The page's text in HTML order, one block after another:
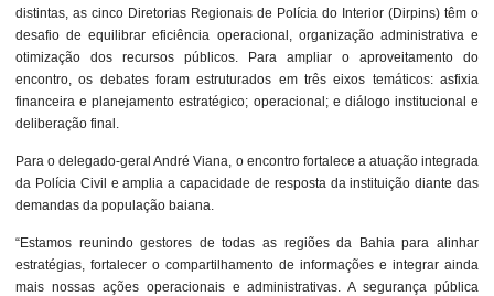
distintas, as cinco Diretorias Regionais de Polícia do Interior (Dirpins) têm o
desafio de equilibrar eficiência operacional, organização administrativa e
otimização dos recursos públicos. Para ampliar o aproveitamento do
encontro, os debates foram estruturados em três eixos temáticos: asfixia
financeira e planejamento estratégico; operacional; e diálogo institucional e
deliberação final.
Para o delegado-geral André Viana, o encontro fortalece a atuação integrada
da Polícia Civil e amplia a capacidade de resposta da instituição diante das
demandas da população baiana.
“Estamos reunindo gestores de todas as regiões da Bahia para alinhar
estratégias, fortalecer o compartilhamento de informações e integrar ainda
mais nossas ações operacionais e administrativas. A segurança pública